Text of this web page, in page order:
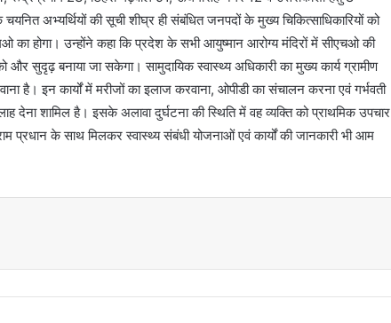
अभ्यर्थियों की सूची शीघ्र ही संबंधित जनपदों के मुख्य चिकित्साधिकारियों को
का होगा। उन्होंने कहा कि प्रदेश के सभी आयुष्मान आरोग्य मंदिरों में सीएचओ की
और सुदृढ़ बनाया जा सकेगा। सामुदायिक स्वास्थ्य अधिकारी का मुख्य कार्य ग्रामीण
है। इन कार्यों में मरीजों का इलाज करवाना, ओपीडी का संचालन करना एवं गर्भवती
देना शामिल है। इसके अलावा दुर्घटना की स्थिति में वह व्यक्ति को प्राथमिक उपचार
प्रधान के साथ मिलकर स्वास्थ्य संबंधी योजनाओं एवं कार्यों की जानकारी भी आम